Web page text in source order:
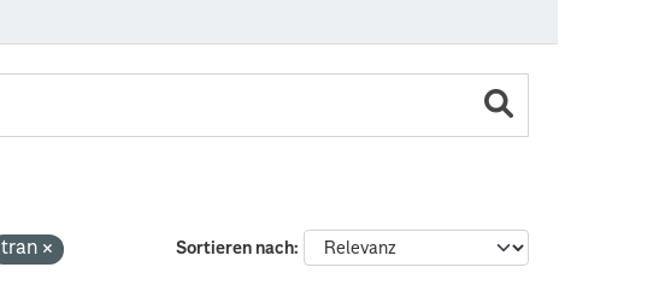
Sortieren nach
tran